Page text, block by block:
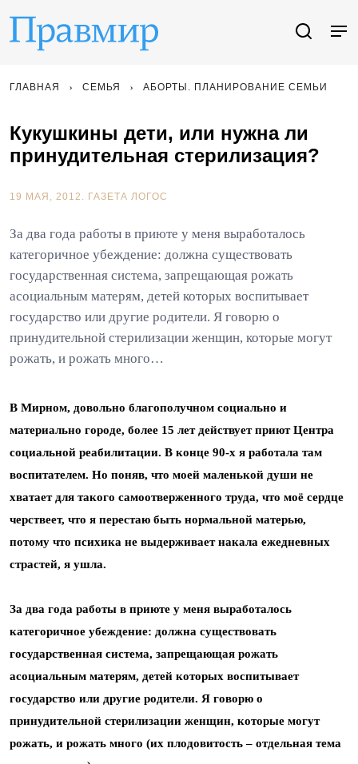
ГЛАВНАЯ СЕМЬЯ АБОРТЫ. ПЛАНИРОВАНИЕ СЕМЬИ
Кукушкины дети, или нужна ли
принудительная стерилизация?
19 МАЯ, 2012. ГАЗЕТА ЛОГОС
За два года работы в приюте у меня выработалось
категоричное убеждение: должна существовать
государственная система, запрещающая рожать
асоциальным матерям, детей которых воспитывает
государство или другие родители. Я говорю о
принудительной стерилизации женщин, которые могут
рожать, и рожать много…
В Мирном, довольно благополучном социально и
материально городе, более 15 лет действует приют Центра
социальной реабилитации. В конце 90-х я работала там
воспитателем. Но поняв, что моей маленькой души не
хватает для такого самоотверженного труда, что моё сердце
черствеет, что я перестаю быть нормальной матерью,
потому что психика не выдерживает накала ежедневных
страстей, я ушла.
За два года работы в приюте у меня выработалось
категоричное убеждение: должна существовать
государственная система, запрещающая рожать
асоциальным матерям, детей которых воспитывает
государство или другие родители. Я говорю о
принудительной стерилизации женщин, которые могут
рожать, и рожать много (их плодовитость – отдельная тема